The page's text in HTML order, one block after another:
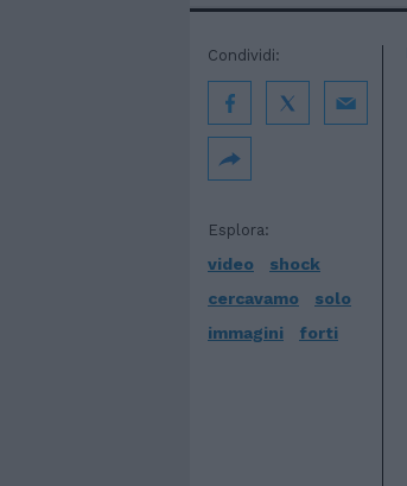
Esplora:
video
shock
cercavamo
solo
immagini
forti
Condividi: